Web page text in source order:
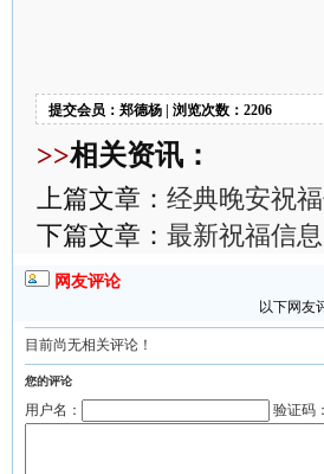
提交会员：郑德杨 | 浏览次数：2206
>>相关资讯：
上篇文章： 经典晚安祝
下篇文章： 最新祝福信息
网友评论
以下网友
目前尚无相关评论！
您的评论
用户名： 验证码：